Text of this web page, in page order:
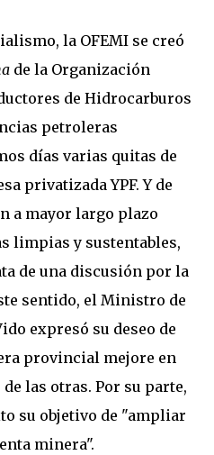
la OFEMI se creó
de la Organización
de Hidrocarburos
petroleras
días varias quitas de
privatizada YPF. Y de
a mayor largo plazo
limpias y sustentables,
de una discusión por la
sentido, el Ministro de
expresó su deseo de
provincial mejore en
las otras. Por su parte,
su objetivo de "ampliar
minera".